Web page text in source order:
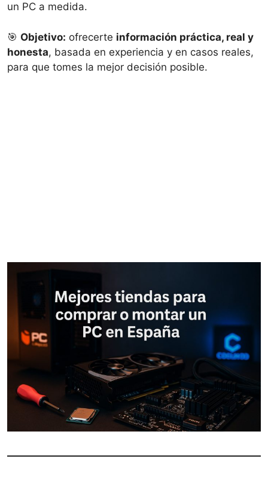
un PC a medida.
🎯 Objetivo: ofrecerte información práctica, real y
honesta, basada en experiencia y en casos reales,
para que tomes la mejor decisión posible.